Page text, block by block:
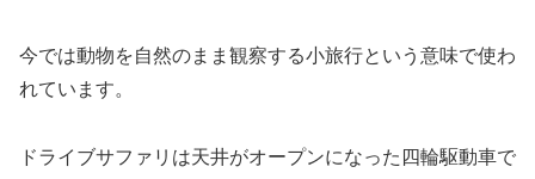
今では動物を自然のまま観察する小旅行という意味で使わ
れています。
ドライブサファリは天井がオープンになった四輪駆動車で